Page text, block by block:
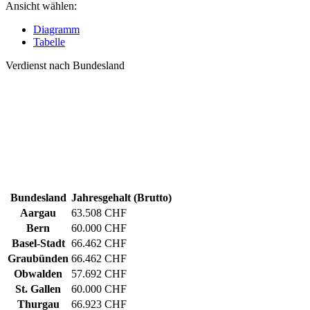
Ansicht wählen:
Diagramm
Tabelle
Verdienst nach Bundesland
Bundesland Jahresgehalt (Brutto)
Aargau
63.508 CHF
Bern
60.000 CHF
Basel-Stadt 66.462 CHF
Graubünden 66.462 CHF
Obwalden
57.692 CHF
St. Gallen
60.000 CHF
Thurgau
66.923 CHF